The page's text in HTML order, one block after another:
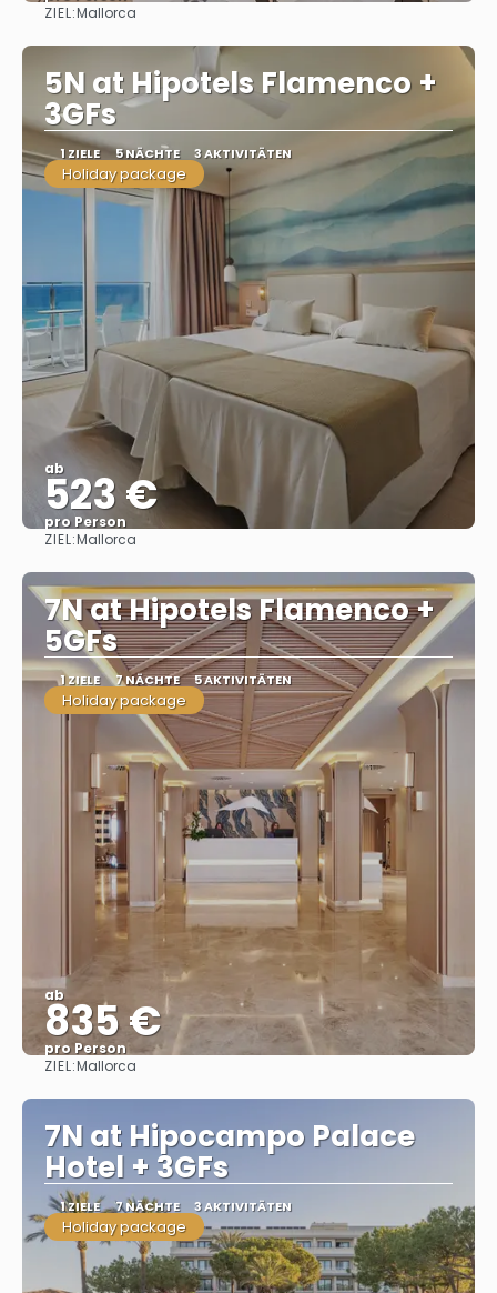
ZIEL:Mallorca
5N at Hipotels Flamenco +
3GFs
1 ZIELE 5 NÄCHTE 3 AKTIVITÄTEN
Holiday package
ab
523 €
pro Person
ZIEL:Mallorca
7N at Hipotels Flamenco +
5GFs
1 ZIELE 7 NÄCHTE 5 AKTIVITÄTEN
Holiday package
ab
835 €
pro Person
ZIEL:Mallorca
7N at Hipocampo Palace
Hotel + 3GFs
1 ZIELE 7 NÄCHTE 3 AKTIVITÄTEN
Holiday package